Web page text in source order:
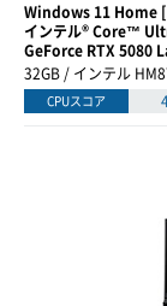
Windows 11 Home
インテル® Core™
GeForce RTX 5080
32GB / インテル
CPUスコア